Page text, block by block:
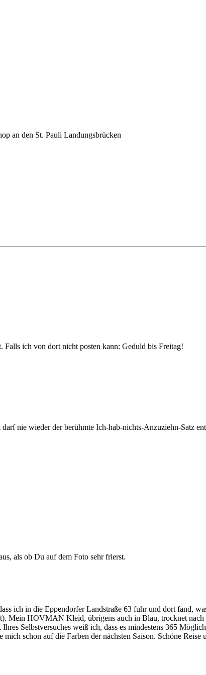
an den St. Pauli Landungsbrücken
ich von dort nicht posten kann: Geduld bis Freitag!
nie wieder der berühmte Ich-hab-nichts-Anzuziehn-Satz
als ob Du auf dem Foto sehr frierst.
ich in die Eppendorfer Landstraße 63 fuhr und dort fand,
Mein HOVMAN Kleid, übrigens auch in Blau, trocknet
Selbstversuches weiß ich, dass es mindestens 365
schon auf die Farben der nächsten Saison. Schöne Reise